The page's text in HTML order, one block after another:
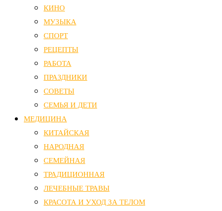
КИНО
МУЗЫКА
СПОРТ
РЕЦЕПТЫ
РАБОТА
ПРАЗДНИКИ
СОВЕТЫ
СЕМЬЯ И ДЕТИ
МЕДИЦИНА
КИТАЙСКАЯ
НАРОДНАЯ
СЕМЕЙНАЯ
ТРАДИЦИОННАЯ
ЛЕЧЕБНЫЕ ТРАВЫ
КРАСОТА И УХОД ЗА ТЕЛОМ